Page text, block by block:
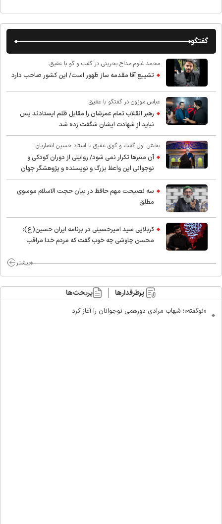
گفتگو
محمد غلوم مداح بحرینی در گفت و گو با عقیق:
تشییع آقا مقدمه ساز ظهور است/ این کشور صاحب دارد
عباس موزون در گفتگو با عقیق:
رهبر انقلاب تمام عمرشان را مقابل ظلم ایستادند پس
نباید از شهادت ایشان شگفت زده شد
بخش اول گفت و گوی عقیق با استاد حسین انصاریان:
آن منبرها تکرار نمی شود/ روایتی از دوران کودکی و
نوجوانی این واعظ بزرگ و نویسنده و پژوهشگر جهان
اسلام
سه نصیحت مهم حافظ در بیان حجت الاسلام موسوی
مطلق
کربلایی سید امیر‌حسینی در برنامه ایران حسین(ع):
محسن چاوشی چه خوب گفت که مردم خدا مراقب
بیشتر
پرطرفدارها پربحث‌ها
«نوگفته»؛ شهاب مرادی دورهمی نوجوانان را آغاز کرد